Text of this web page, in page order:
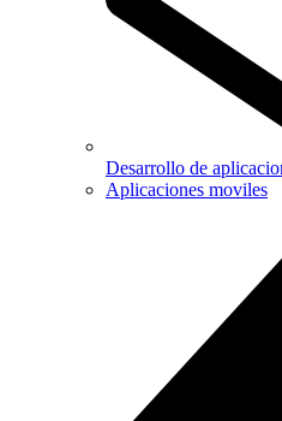
Desarrollo de
Aplicaciones moviles